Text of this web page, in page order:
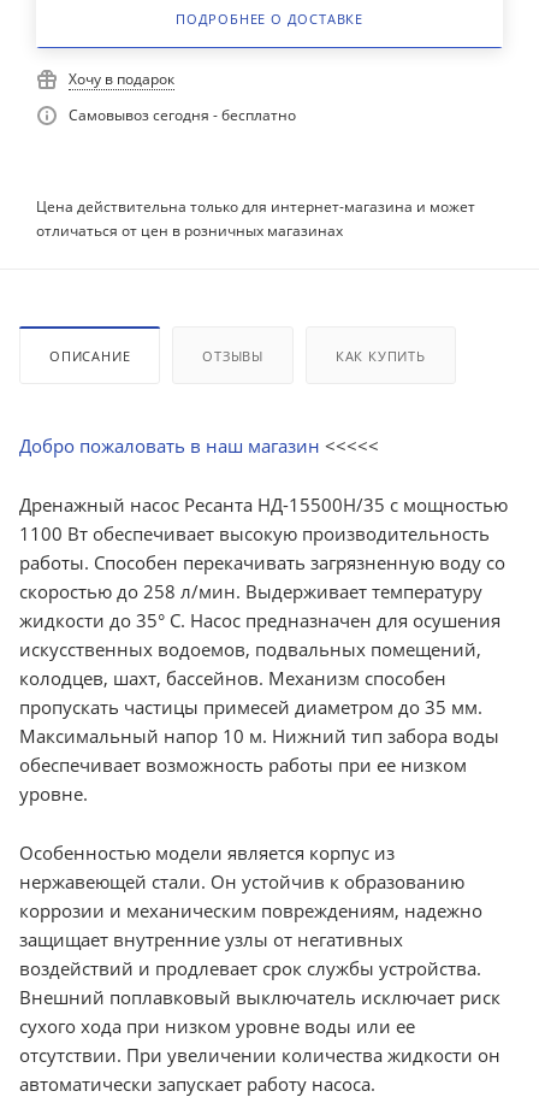
ПОДРОБНЕЕ О ДОСТАВКЕ
Хочу в подарок
Самовывоз сегодня - бесплатно
Цена действительна только для интернет-магазина и может
отличаться от цен в розничных магазинах
ОПИСАНИЕ ОТЗЫВЫ КАК КУПИТЬ
Добро пожаловать в наш магазин <<<<<
Дренажный насос Ресанта НД-15500Н/35 с мощностью
1100 Вт обеспечивает высокую производительность
работы. Способен перекачивать загрязненную воду со
скоростью до 258 л/мин. Выдерживает температуру
жидкости до 35° C. Насос предназначен для осушения
искусственных водоемов, подвальных помещений,
колодцев, шахт, бассейнов. Механизм способен
пропускать частицы примесей диаметром до 35 мм.
Максимальный напор 10 м. Нижний тип забора воды
обеспечивает возможность работы при ее низком
уровне.
Особенностью модели является корпус из
нержавеющей стали. Он устойчив к образованию
коррозии и механическим повреждениям, надежно
защищает внутренние узлы от негативных
воздействий и продлевает срок службы устройства.
Внешний поплавковый выключатель исключает риск
сухого хода при низком уровне воды или ее
отсутствии. При увеличении количества жидкости он
автоматически запускает работу насоса.